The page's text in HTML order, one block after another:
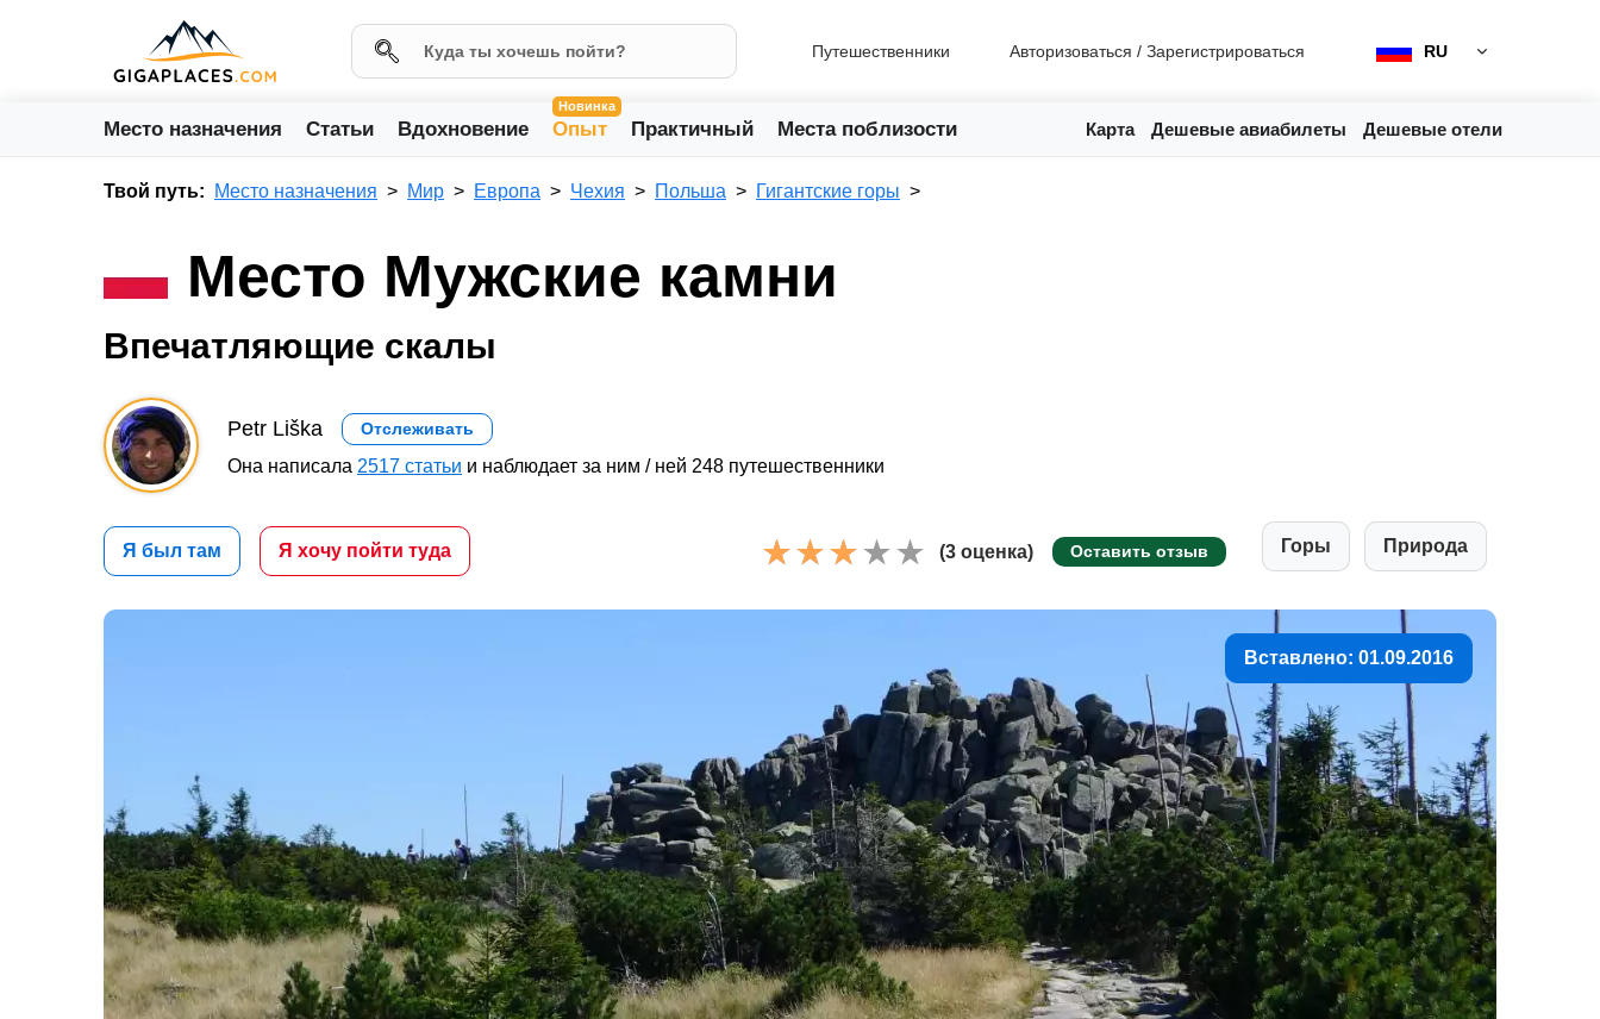
Путешественники Авторизоваться / Зарегистрироваться RU
Место назначения Статьи Вдохновение
Новинка
Опыт Практичный Места поблизости Карта Дешевые авиабилеты Дешевые отели
Твой путь: Место назначения Мир Европа Чехия Польша Гигантские горы
Место Мужские камни
Впечатляющие скалы
Petr Liška Отслеживать
Она написала 2517 статьи и наблюдает за ним / ней 248 путешественники
Я был там Я хочу пойти туда (3 оценка) Оставить отзыв Горы Природа
Вставлено: 01.09.2016